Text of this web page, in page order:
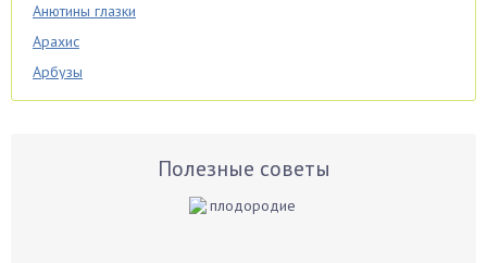
Анютины глазки
Арахис
Арбузы
Аспарагус
Полезные советы